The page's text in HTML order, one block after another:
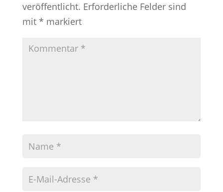
veröffentlicht. Erforderliche Felder sind
mit * markiert